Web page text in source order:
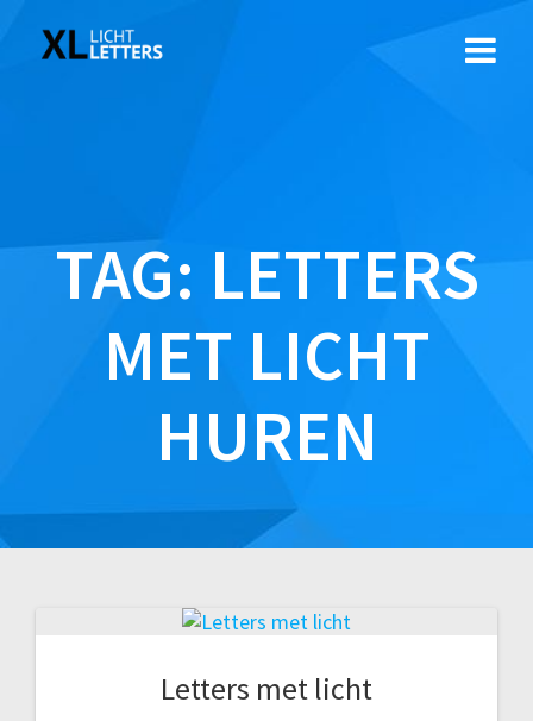
TAG: LETTERS
MET LICHT
HUREN
Letters met licht